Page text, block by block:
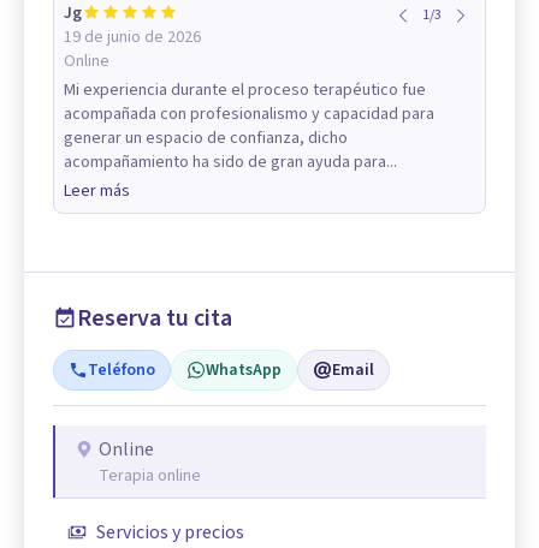
Jg
19 de junio de 2026
Online
1/3
Mi experiencia durante el proceso terapéutico fue
acompañada con profesionalismo y capacidad para
generar un espacio de confianza, dicho
acompañamiento ha sido de gran ayuda para...
Leer más
Reserva tu cita
Teléfono WhatsApp Email
Online
Terapia online
Servicios y precios